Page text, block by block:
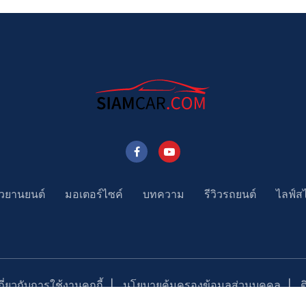
ยานยนต์ มอเตอร์ไซค์ บทความ รีวิวรถยนต์ ไลฟ์ส
ยวกับการใช้งานคุกกี้ นโยบายคุ้มครองข้อมูลส่วนบุคคล